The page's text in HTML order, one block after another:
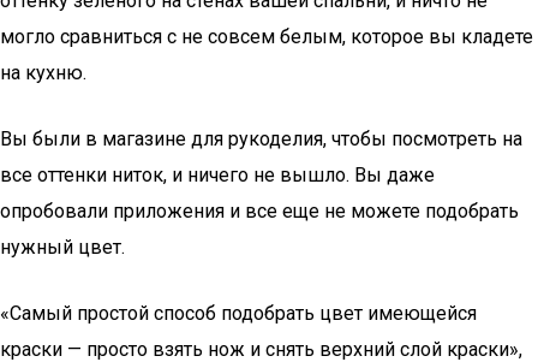
могло сравниться с не совсем белым, которое вы кладете
на кухню.
Вы были в магазине для рукоделия, чтобы посмотреть на
все оттенки ниток, и ничего не вышло. Вы даже
опробовали приложения и все еще не можете подобрать
нужный цвет.
«Самый простой способ подобрать цвет имеющейся
краски — просто взять нож и снять верхний слой краски»,